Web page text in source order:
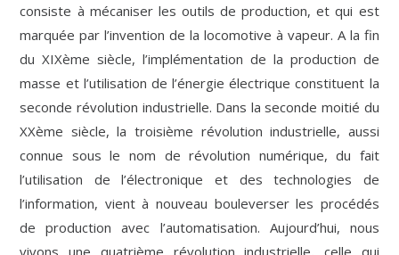
consiste à mécaniser les outils de production, et qui est
marquée par l’invention de la locomotive à vapeur. A la fin
du XIXème siècle, l’implémentation de la production de
masse et l’utilisation de l’énergie électrique constituent la
seconde révolution industrielle. Dans la seconde moitié du
XXème siècle, la troisième révolution industrielle, aussi
connue sous le nom de révolution numérique, du fait
l’utilisation de l’électronique et des technologies de
l’information, vient à nouveau bouleverser les procédés
de production avec l’automatisation. Aujourd’hui, nous
vivons une quatrième révolution industrielle, celle qui